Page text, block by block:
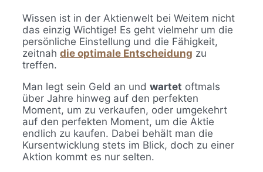
Wissen ist in der Aktienwelt bei Weitem nicht
das einzig Wichtige! Es geht vielmehr um die
persönliche Einstellung und die Fähigkeit,
zeitnah die optimale Entscheidung zu
treffen.
Man legt sein Geld an und wartet oftmals
über Jahre hinweg auf den perfekten
Moment, um zu verkaufen, oder umgekehrt
auf den perfekten Moment, um die Aktie
endlich zu kaufen. Dabei behält man die
Kursentwicklung stets im Blick, doch zu einer
Aktion kommt es nur selten.